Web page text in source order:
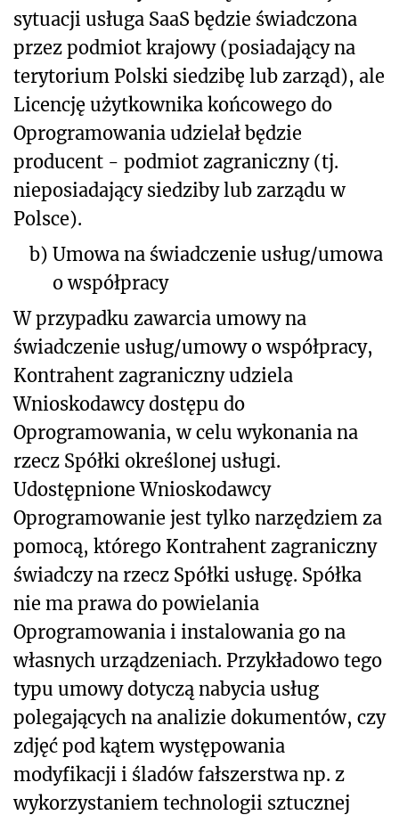
sytuacji usługa SaaS będzie świadczona
przez podmiot krajowy (posiadający na
terytorium Polski siedzibę lub zarząd), ale
Licencję użytkownika końcowego do
Oprogramowania udzielał będzie
producent - podmiot zagraniczny (tj.
nieposiadający siedziby lub zarządu w
Polsce).
b) Umowa na świadczenie usług/umowa
o współpracy
W przypadku zawarcia umowy na
świadczenie usług/umowy o współpracy,
Kontrahent zagraniczny udziela
Wnioskodawcy dostępu do
Oprogramowania, w celu wykonania na
rzecz Spółki określonej usługi.
Udostępnione Wnioskodawcy
Oprogramowanie jest tylko narzędziem za
pomocą, którego Kontrahent zagraniczny
świadczy na rzecz Spółki usługę. Spółka
nie ma prawa do powielania
Oprogramowania i instalowania go na
własnych urządzeniach. Przykładowo tego
typu umowy dotyczą nabycia usług
polegających na analizie dokumentów, czy
zdjęć pod kątem występowania
modyfikacji i śladów fałszerstwa np. z
wykorzystaniem technologii sztucznej